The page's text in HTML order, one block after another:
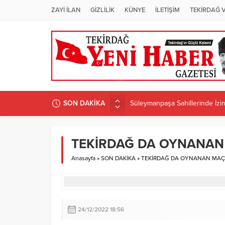
ZAYİ İLAN GİZLİLİK KÜNYE İLETİŞİM TEKİRDAĞ
SON DAKİKA
Süleymanpaşa Sahillerinde
ÜNİVERSİTEDE PROGRAM
CHP Tekirdağ İl Başkanlığı’na
CANDAN BAŞKAN
TEKİRDAĞ DA
Anasayfa » SON DAKİKA » TEKİRDAĞ DA OYNANAN
24/12/2022 18:56